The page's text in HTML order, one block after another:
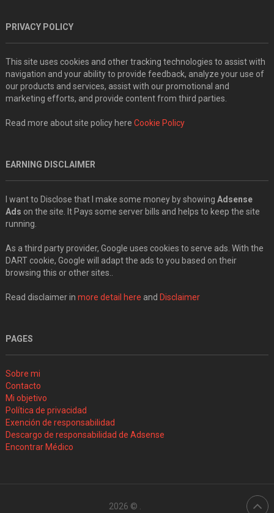
PRIVACY POLICY
This site uses cookies and other tracking technologies to assist with
navigation and your ability to provide feedback, analyze your use of
our products and services, assist with our promotional and
marketing efforts, and provide content from third parties.
Read more about site policy here Cookie Policy
EARNING DISCLAIMER
I want to Disclose that I make some money by showing Adsense
Ads on the site. It Pays some server bills and helps to keep the site
running.
As a third party provider, Google uses cookies to serve ads. With the
DART cookie, Google will adapt the ads to you based on their
browsing this or other sites..
Read disclaimer in more detail here and Disclaimer
PAGES
Sobre mi
Contacto
Mi objetivo
Política de privacidad
Exención de responsabilidad
Descargo de responsabilidad de Adsense
Encontrar Médico
2026 ©